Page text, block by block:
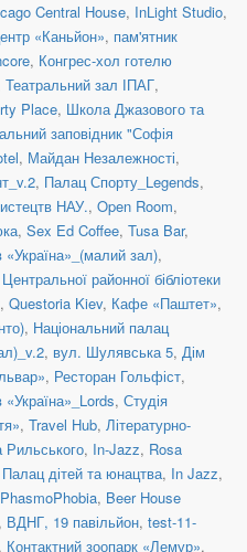
Central House, InLight Studio,
«Каньйон», пам'ятник
, Конгрес-хол готелю
Театральний зал ІПАГ,
Place, Школа Джазового та
заповідник "Софія
, Майдан Незалежності,
, Палац Спорту_Legends,
НАУ., Open Room,
, Sex Ed Coffee, Tusa Bar,
зал),
районної бібліотеки
, Questoria Kiev, Кафе «Паштет»,
, Національний палац
, вул. Шулявська 5, Дім
, Ресторан Гольфіст,
, Студія
, Travel Hub, Літературно-
, In-Jazz, Rosa
Палац дітей та юнацтва, In Jazz,
, Beer House
, ВДНГ, 19 павільйон, test-11-
, Контактний зоопарк «Лемур»,